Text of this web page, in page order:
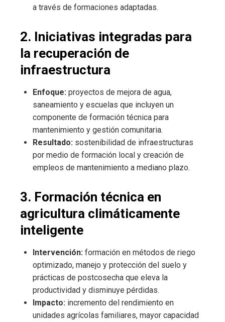
a través de formaciones adaptadas.
2. Iniciativas integradas para
la recuperación de
infraestructura
Enfoque: proyectos de mejora de agua,
saneamiento y escuelas que incluyen un
componente de formación técnica para
mantenimiento y gestión comunitaria.
Resultado: sostenibilidad de infraestructuras
por medio de formación local y creación de
empleos de mantenimiento a mediano plazo.
3. Formación técnica en
agricultura climáticamente
inteligente
Intervención: formación en métodos de riego
optimizado, manejo y protección del suelo y
prácticas de postcosecha que eleva la
productividad y disminuye pérdidas.
Impacto: incremento del rendimiento en
unidades agrícolas familiares, mayor capacidad